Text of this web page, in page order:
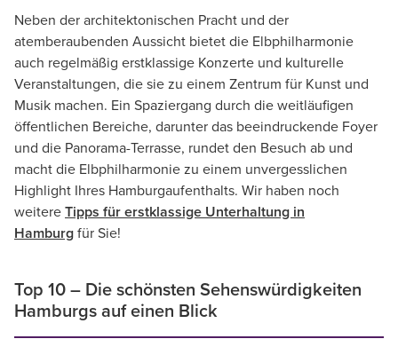
Neben der architektonischen Pracht und der
atemberaubenden Aussicht bietet die Elbphilharmonie
auch regelmäßig erstklassige Konzerte und kulturelle
Veranstaltungen, die sie zu einem Zentrum für Kunst und
Musik machen. Ein Spaziergang durch die weitläufigen
öffentlichen Bereiche, darunter das beeindruckende Foyer
und die Panorama-Terrasse, rundet den Besuch ab und
macht die Elbphilharmonie zu einem unvergesslichen
Highlight Ihres Hamburgaufenthalts. Wir haben noch
weitere Tipps für erstklassige Unterhaltung in
Hamburg für Sie!
Top 10 – Die schönsten Sehenswürdigkeiten
Hamburgs auf einen Blick